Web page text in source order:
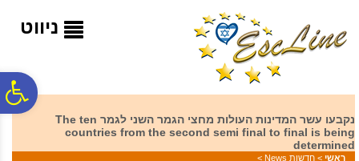
המרכזי
ניווט
נקבעו עשר המדינות העולות מחצי הגמר השני לגמר The ten
countries from the second semi final to final is being
determined
ראשי > חדשות News
>